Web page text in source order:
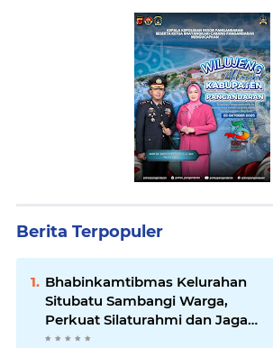
Berita Terpopuler
Bhabinkamtibmas Kelurahan
Situbatu Sambangi Warga,
Perkuat Silaturahmi dan Jaga
Kondusivitas Wilayah